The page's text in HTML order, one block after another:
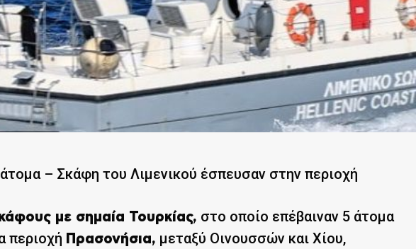
– Σκάφη του Λιμενικού έσπευσαν στην περιοχή
με σημαία Τουρκίας, στο οποίο επέβαιναν 5 άτομα
περιοχή Πρασονήσια, μεταξύ Οινουσσών και Χίου,